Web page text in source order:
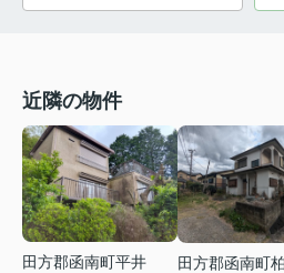
近隣の物件
田方郡函南町平井
田方郡函南町